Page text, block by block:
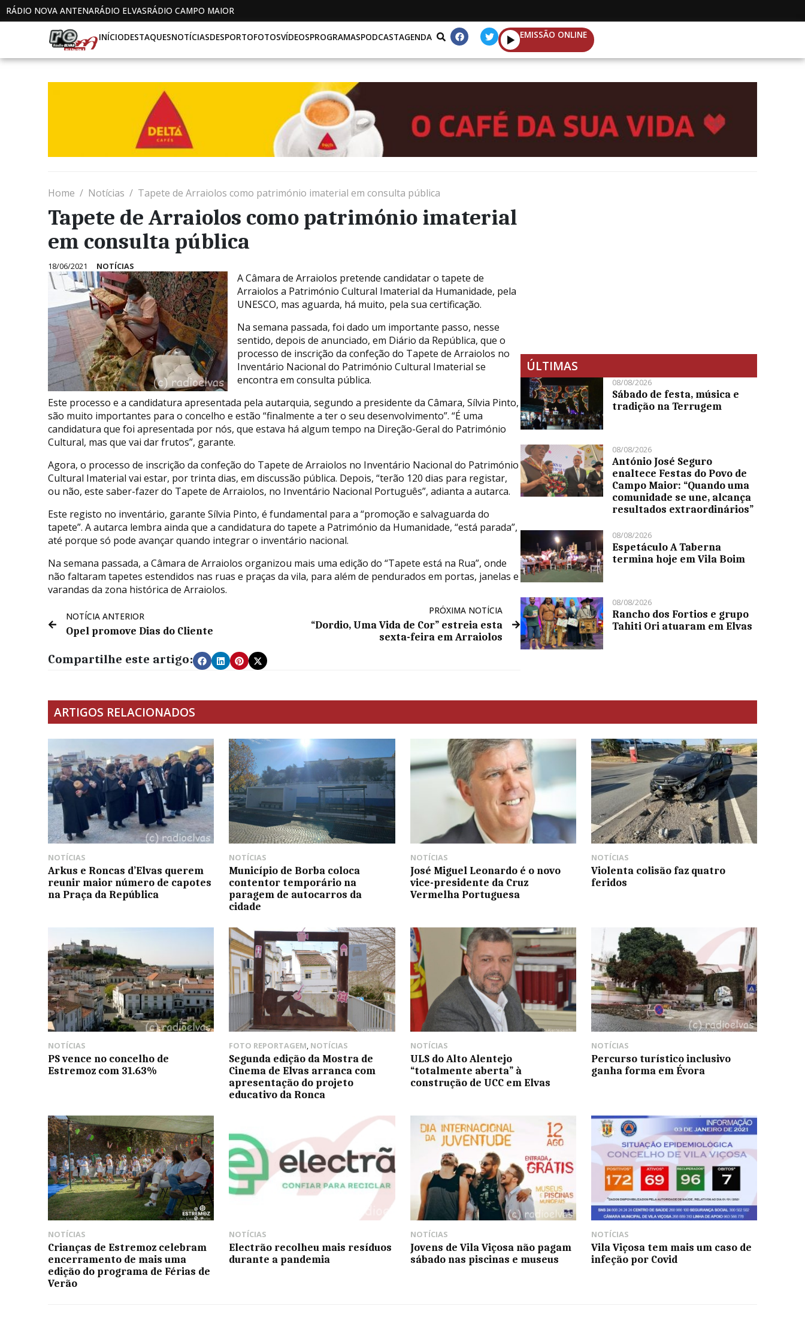
RÁDIO NOVA ANTENARÁDIO ELVASRÁDIO CAMPO MAIOR
INÍCIODESTAQUESNOTÍCIASDESPORTOFOTOSVÍDEOSPROGRAMASPODCASTAGENDA EMISSÃO ONLINE
Home Notícias Tapete de Arraiolos como património imaterial em consulta pública
Tapete de Arraiolos como património imaterial
em consulta pública
18/06/2021 NOTÍCIAS
A Câmara de Arraiolos pretende candidatar o tapete de
Arraiolos a Património Cultural Imaterial da Humanidade, pela
UNESCO, mas aguarda, há muito, pela sua certificação.
Na semana passada, foi dado um importante passo, nesse
sentido, depois de anunciado, em Diário da República, que o
processo de inscrição da confeção do Tapete de Arraiolos no
Inventário Nacional do Património Cultural Imaterial se
encontra em consulta pública.
Este processo e a candidatura apresentada pela autarquia, segundo a presidente da Câmara, Sílvia Pinto,
são muito importantes para o concelho e estão “finalmente a ter o seu desenvolvimento”. “É uma
candidatura que foi apresentada por nós, que estava há algum tempo na Direção-Geral do Património
Cultural, mas que vai dar frutos”, garante.
Agora, o processo de inscrição da confeção do Tapete de Arraiolos no Inventário Nacional do Património
Cultural Imaterial vai estar, por trinta dias, em discussão pública. Depois, “terão 120 dias para registar,
ou não, este saber-fazer do Tapete de Arraiolos, no Inventário Nacional Português”, adianta a autarca.
Este registo no inventário, garante Sílvia Pinto, é fundamental para a “promoção e salvaguarda do
tapete”. A autarca lembra ainda que a candidatura do tapete a Património da Humanidade, “está parada”,
até porque só pode avançar quando integrar o inventário nacional.
Na semana passada, a Câmara de Arraiolos organizou mais uma edição do “Tapete está na Rua”, onde
não faltaram tapetes estendidos nas ruas e praças da vila, para além de pendurados em portas, janelas e
varandas da zona histórica de Arraiolos.
NOTÍCIA ANTERIOR
Opel promove Dias do Cliente
PRÓXIMA NOTÍCIA
“Dordio, Uma Vida de Cor” estreia esta
sexta-feira em Arraiolos
Compartilhe este artigo:
ÚLTIMAS
08/08/2026
Sábado de festa, música e
tradição na Terrugem
08/08/2026
António José Seguro
enaltece Festas do Povo de
Campo Maior: “Quando uma
comunidade se une, alcança
resultados extraordinários”
08/08/2026
Espetáculo A Taberna
termina hoje em Vila Boim
08/08/2026
Rancho dos Fortios e grupo
Tahiti Ori atuaram em Elvas
ARTIGOS RELACIONADOS
NOTÍCIAS
Arkus e Roncas d’Elvas querem
reunir maior número de capotes
na Praça da República
NOTÍCIAS
Município de Borba coloca
contentor temporário na
paragem de autocarros da
cidade
NOTÍCIAS
José Miguel Leonardo é o novo
vice-presidente da Cruz
Vermelha Portuguesa
NOTÍCIAS
Violenta colisão faz quatro
feridos
NOTÍCIAS
PS vence no concelho de
Estremoz com 31.63%
FOTO REPORTAGEM, NOTÍCIAS
Segunda edição da Mostra de
Cinema de Elvas arranca com
apresentação do projeto
educativo da Ronca
NOTÍCIAS
ULS do Alto Alentejo
“totalmente aberta” à
construção de UCC em Elvas
NOTÍCIAS
Percurso turístico inclusivo
ganha forma em Évora
NOTÍCIAS
Crianças de Estremoz celebram
encerramento de mais uma
edição do programa de Férias de
Verão
NOTÍCIAS
Electrão recolheu mais resíduos
durante a pandemia
NOTÍCIAS
Jovens de Vila Viçosa não pagam
sábado nas piscinas e museus
NOTÍCIAS
Vila Viçosa tem mais um caso de
infeção por Covid